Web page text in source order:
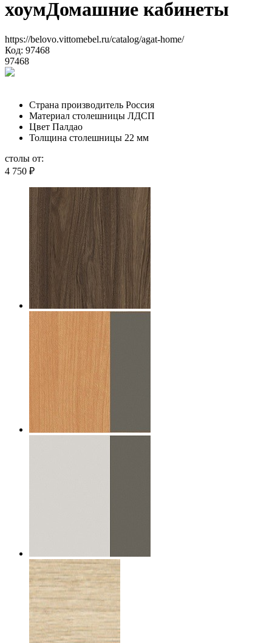
хоумДомашние кабинеты
https://belovo.vittomebel.ru/catalog/agat-home/
Код: 97468
97468
Страна производитель Россия
Материал столешницы ЛДСП
Цвет Палдао
Толщина столешницы 22 мм
столы от:
4 750 ₽